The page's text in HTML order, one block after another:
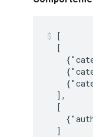
[
  [
  ],
  [
  ]